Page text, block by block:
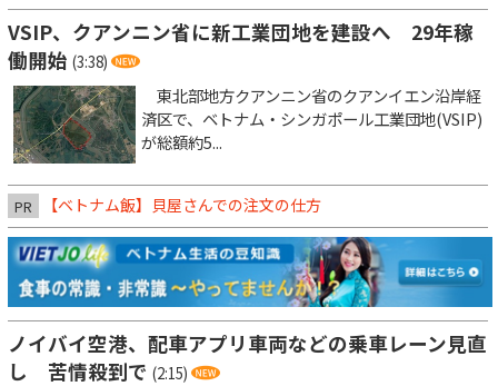
VSIP、クアンニン省に新工業団地を建設へ 29年稼
働開始 (3:38)
東北部地方クアンニン省のクアンイエン沿岸経
済区で、ベトナム・シンガポール工業団地(VSIP)
が総額約5...
PR 【ベトナム飯】貝屋さんでの注文の仕方
ノイバイ空港、配車アプリ車両などの乗車レーン見直
し 苦情殺到で (2:15)